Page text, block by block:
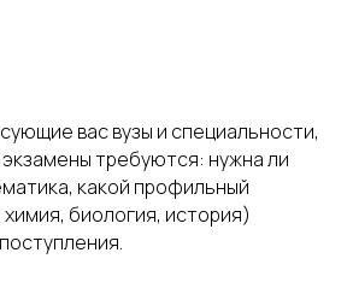
вас вузы и специальности,
требуются: нужна ли
какой профильный
биология, история)